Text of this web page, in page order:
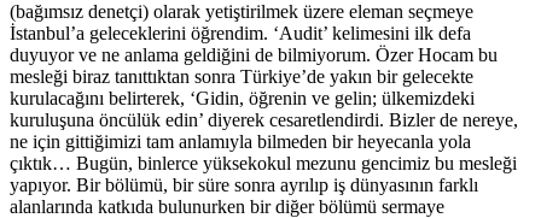
(bağımsız denetçi) olarak yetiştirilmek üzere eleman seçmeye
İstanbul’a geleceklerini öğrendim. ‘Audit’ kelimesini ilk defa
duyuyor ve ne anlama geldiğini de bilmiyorum. Özer Hocam bu
mesleği biraz tanıttıktan sonra Türkiye’de yakın bir gelecekte
kurulacağını belirterek, ‘Gidin, öğrenin ve gelin; ülkemizdeki
kuruluşuna öncülük edin’ diyerek cesaretlendirdi. Bizler de nereye,
ne için gittiğimizi tam anlamıyla bilmeden bir heyecanla yola
çıktık… Bugün, binlerce yüksekokul mezunu gencimiz bu mesleği
yapıyor. Bir bölümü, bir süre sonra ayrılıp iş dünyasının farklı
alanlarında katkıda bulunurken bir diğer bölümü sermaye